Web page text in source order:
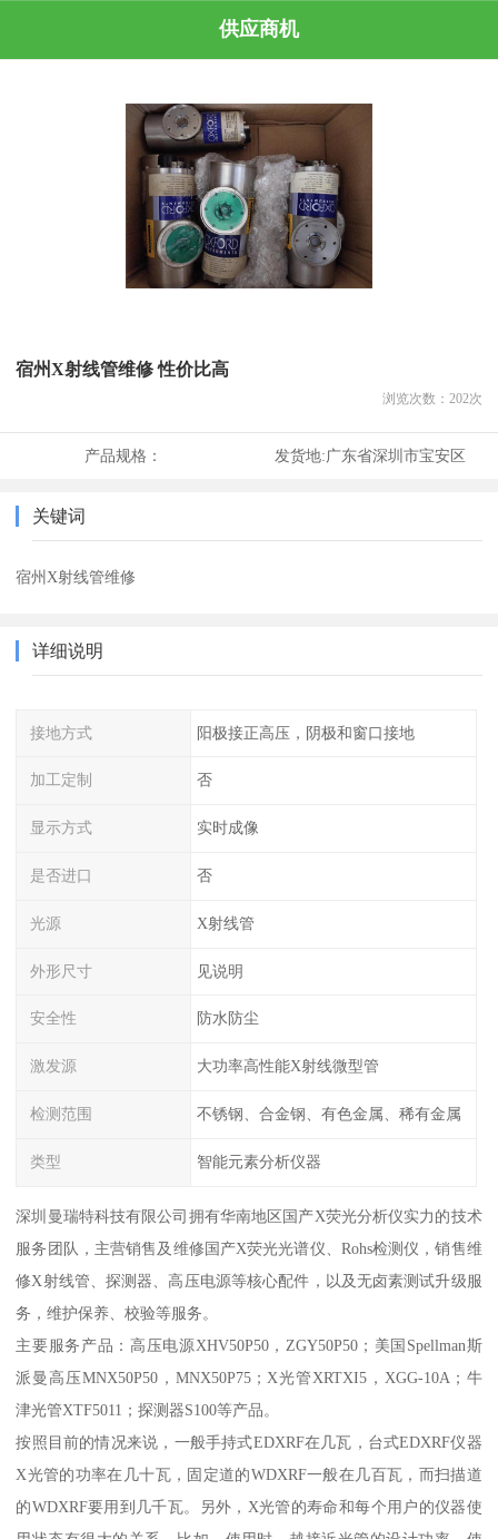
供应商机
宿州X射线管维修 性价比高
浏览次数： 202次
产品规格： 发货地:广东省深圳市宝安区
关键词
宿州X射线管维修
详细说明
接地方式 阳极接正高压，阴极和窗口接地
加工定制 否
显示方式 实时成像
是否进口 否
光源 X射线管
外形尺寸 见说明
安全性 防水防尘
激发源 大功率高性能X射线微型管
检测范围 不锈钢、合金钢、有色金属、稀有金属
类型 智能元素分析仪器
深圳曼瑞特科技有限公司拥有华南地区国产X荧光分析仪实力的技术
服务团队，主营销售及维修国产X荧光光谱仪、Rohs检测仪，销售维
修X射线管、探测器、高压电源等核心配件，以及无卤素测试升级服
务，维护保养、校验等服务。
主要服务产品：高压电源XHV50P50，ZGY50P50；美国Spellman斯
派曼高压MNX50P50，MNX50P75；X光管XRTXI5，XGG-10A；牛
津光管XTF5011；探测器S100等产品。
按照目前的情况来说，一般手持式EDXRF在几瓦，台式EDXRF仪器
X光管的功率在几十瓦，固定道的WDXRF一般在几百瓦，而扫描道
的WDXRF要用到几千瓦。另外，X光管的寿命和每个用户的仪器使